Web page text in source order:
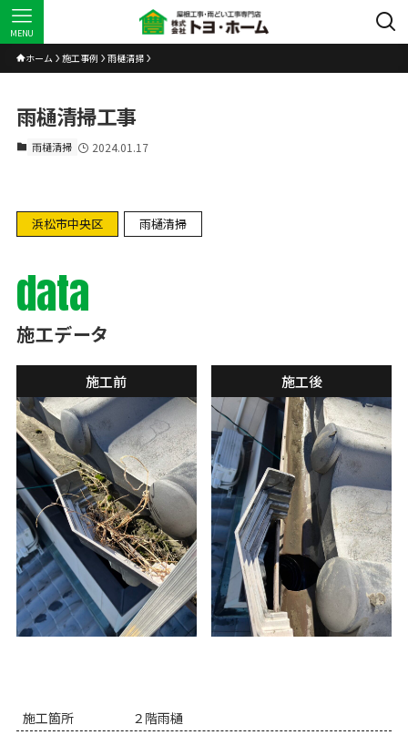
MENU
ホーム 施工事例 雨樋清掃
雨樋清掃工事
雨樋清掃 2024.01.17
浜松市中央区 雨樋清掃
data
施工データ
施工前 施工後
施工箇所
２階雨樋